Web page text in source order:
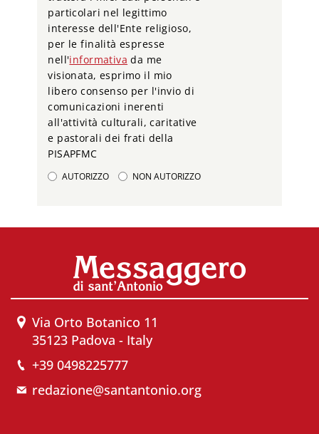
particolari nel legittimo
interesse dell'Ente religioso,
per le finalità espresse
nell'informativa da me
visionata, esprimo il mio
libero consenso per l'invio di
comunicazioni inerenti
all'attività culturali, caritative
e pastorali dei frati della
PISAPFMC
AUTORIZZO NON AUTORIZZO
Via Orto Botanico 11
35123 Padova - Italy
+39 0498225777
redazione@santantonio.org